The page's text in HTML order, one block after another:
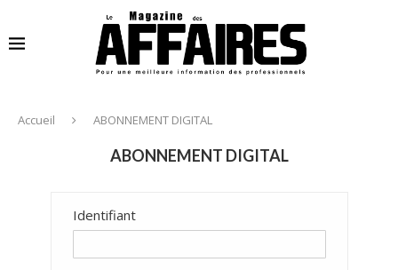
Accueil ABONNEMENT DIGITAL
ABONNEMENT DIGITAL
Identifiant